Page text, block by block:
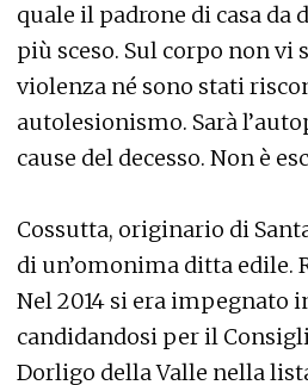
quale il padrone di casa da
più sceso. Sul corpo non vi
violenza né sono stati
autolesionismo. Sarà
cause del decesso. Non è
Cossutta, originario di
di un’omonima ditta edile.
Nel 2014 si era impegnato
candidandosi per il
Dorligo della Valle nella